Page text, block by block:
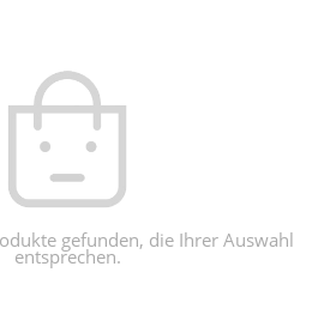
gefunden, die Ihrer Auswahl
entsprechen.